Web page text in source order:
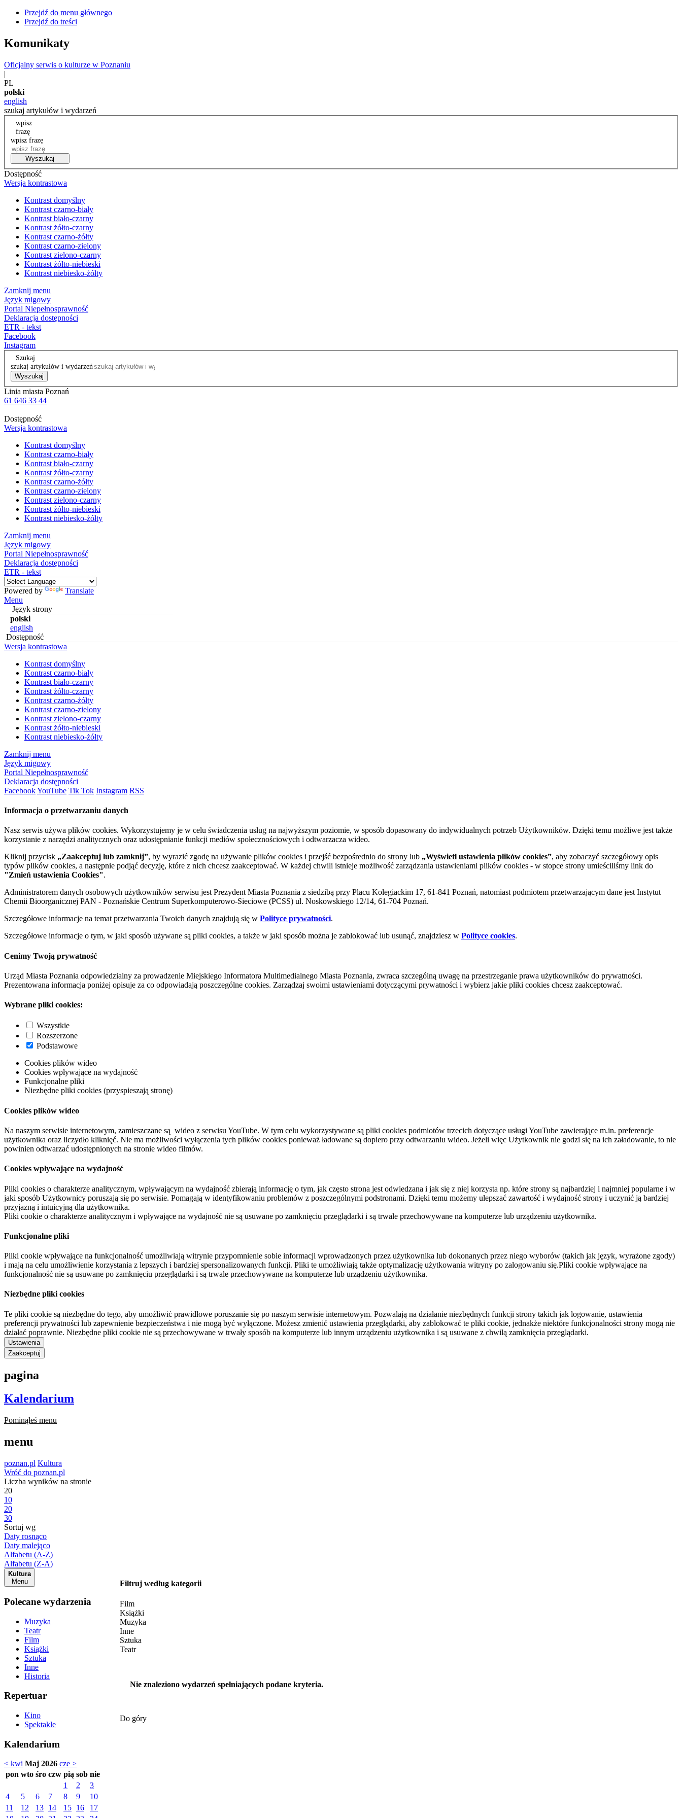
Przejdź do menu głównego
Przejdź do treści
Komunikaty
Oficjalny serwis o kulturze w Poznaniu
|
PL
polski
english
szukaj artykułów i wydarzeń
wpisz
frazę
wpisz frazę
Wyszukaj
Dostępność
Wersja kontrastowa
Kontrast domyślny
Kontrast czarno-biały
Kontrast biało-czarny
Kontrast żółto-czarny
Kontrast czarno-żółty
Kontrast czarno-zielony
Kontrast zielono-czarny
Kontrast żółto-niebieski
Kontrast niebiesko-żółty
Zamknij menu
Język migowy
Portal Niepełnosprawność
Deklaracja dostępności
ETR - tekst
Facebook
Instagram
Szukaj
szukaj artykułów i wydarzeń
Wyszukaj
Linia miasta Poznań
61 646 33 44
Dostępność
Wersja kontrastowa
Kontrast domyślny
Kontrast czarno-biały
Kontrast biało-czarny
Kontrast żółto-czarny
Kontrast czarno-żółty
Kontrast czarno-zielony
Kontrast zielono-czarny
Kontrast żółto-niebieski
Kontrast niebiesko-żółty
Zamknij menu
Język migowy
Portal Niepełnosprawność
Deklaracja dostępności
ETR - tekst
Powered by
Translate
Menu
Język strony
polski
english
Dostępność
Wersja kontrastowa
Kontrast domyślny
Kontrast czarno-biały
Kontrast biało-czarny
Kontrast żółto-czarny
Kontrast czarno-żółty
Kontrast czarno-zielony
Kontrast zielono-czarny
Kontrast żółto-niebieski
Kontrast niebiesko-żółty
Zamknij menu
Język migowy
Portal Niepełnosprawność
Deklaracja dostępności
FacebookYouTube Tik Tok Instagram RSS
Informacja o przetwarzaniu danych
Nasz serwis używa plików cookies. Wykorzystujemy je w celu świadczenia usług na najwyższym poziomie, w sposób dopasowany do indywidualnych potrzeb Użytkowników. Dzięki temu możliwe jest także
korzystanie z narzędzi analitycznych oraz udostępnianie funkcji mediów społecznościowych i odtwarzacza wideo.
Kliknij przycisk „Zaakceptuj lub zamknij”, by wyrazić zgodę na używanie plików cookies i przejść bezpośrednio do strony lub „Wyświetl ustawienia plików cookies”, aby zobaczyć szczegółowy opis
typów plików cookies, a następnie podjąć decyzję, które z nich chcesz zaakceptować. W każdej chwili istnieje możliwość zarządzania ustawieniami plików cookies - w stopce strony umieściliśmy link do
"Zmień ustawienia Cookies".
Administratorem danych osobowych użytkowników serwisu jest Prezydent Miasta Poznania z siedzibą przy Placu Kolegiackim 17, 61-841 Poznań, natomiast podmiotem przetwarzającym dane jest Instytut
Chemii Bioorganicznej PAN - Poznańskie Centrum Superkomputerowo-Sieciowe (PCSS) ul. Noskowskiego 12/14, 61-704 Poznań.
Szczegółowe informacje na temat przetwarzania Twoich danych znajdują się w Polityce prywatności.
Szczegółowe informacje o tym, w jaki sposób używane są pliki cookies, a także w jaki sposób można je zablokować lub usunąć, znajdziesz w Polityce cookies.
Cenimy Twoją prywatność
Urząd Miasta Poznania odpowiedzialny za prowadzenie Miejskiego Informatora Multimedialnego Miasta Poznania, zwraca szczególną uwagę na przestrzeganie prawa użytkowników do prywatności.
Prezentowana informacja poniżej opisuje za co odpowiadają poszczególne cookies. Zarządzaj swoimi ustawieniami dotyczącymi prywatności i wybierz jakie pliki cookies chcesz zaakceptować.
Wybrane pliki cookies:
Wszystkie
Rozszerzone
Podstawowe
Cookies plików wideo
Cookies wpływające na wydajność
Funkcjonalne pliki
Niezbędne pliki cookies (przyspieszają stronę)
Cookies plików wideo
Na naszym serwisie internetowym, zamieszczane są wideo z serwisu YouTube. W tym celu wykorzystywane są pliki cookies podmiotów trzecich dotyczące usługi YouTube zawierające m.in. preferencje
użytkownika oraz liczydło kliknięć. Nie ma możliwości wyłączenia tych plików cookies ponieważ ładowane są dopiero przy odtwarzaniu wideo. Jeżeli więc Użytkownik nie godzi się na ich załadowanie, to nie
powinien odtwarzać udostępnionych na stronie wideo filmów.
Cookies wpływające na wydajność
Pliki cookies o charakterze analitycznym, wpływającym na wydajność zbierają informację o tym, jak często strona jest odwiedzana i jak się z niej korzysta np. które strony są najbardziej i najmniej popularne i w
jaki sposób Użytkownicy poruszają się po serwisie. Pomagają w identyfikowaniu problemów z poszczególnymi podstronami. Dzięki temu możemy ulepszać zawartość i wydajność strony i uczynić ją bardziej
przyjazną i intuicyjną dla użytkownika.
Pliki cookie o charakterze analitycznym i wpływające na wydajność nie są usuwane po zamknięciu przeglądarki i są trwale przechowywane na komputerze lub urządzeniu użytkownika.
Funkcjonalne pliki
Pliki cookie wpływające na funkcjonalność umożliwiają witrynie przypomnienie sobie informacji wprowadzonych przez użytkownika lub dokonanych przez niego wyborów (takich jak język, wyrażone zgody)
i mają na celu umożliwienie korzystania z lepszych i bardziej spersonalizowanych funkcji. Pliki te umożliwiają także optymalizację użytkowania witryny po zalogowaniu się.Pliki cookie wpływające na
funkcjonalność nie są usuwane po zamknięciu przeglądarki i są trwale przechowywane na komputerze lub urządzeniu użytkownika.
Niezbędne pliki cookies
Te pliki cookie są niezbędne do tego, aby umożliwić prawidłowe poruszanie się po naszym serwisie internetowym. Pozwalają na działanie niezbędnych funkcji strony takich jak logowanie, ustawienia
preferencji prywatności lub zapewnienie bezpieczeństwa i nie mogą być wyłączone. Możesz zmienić ustawienia przeglądarki, aby zablokować te pliki cookie, jednakże niektóre funkcjonalności strony mogą nie
działać poprawnie. Niezbędne pliki cookie nie są przechowywane w trwały sposób na komputerze lub innym urządzeniu użytkownika i są usuwane z chwilą zamknięcia przeglądarki.
Ustawienia
Zaakceptuj
pagina
Kalendarium
Pominąłeś menu
menu
poznan.pl Kultura
Wróć do poznan.pl
Liczba wyników na stronie
20
10
20
30
Sortuj wg
Daty rosnąco
Daty malejąco
Alfabetu (A-Z)
Alfabetu (Z-A)
Kultura
Menu
Polecane wydarzenia
Muzyka
Teatr
Film
Książki
Sztuka
Inne
Historia
Repertuar
Kino
Spektakle
Kalendarium
< kwi Maj 2026 cze >
pon wto śro czw pią sob nie
1
2
3
4
5 6 7 8 9
10
11
12 13 14 15 16
17
Filtruj według kategorii
Film
Książki
Muzyka
Inne
Sztuka
Teatr
Nie znaleziono wydarzeń spełniających podane kryteria.
Do góry